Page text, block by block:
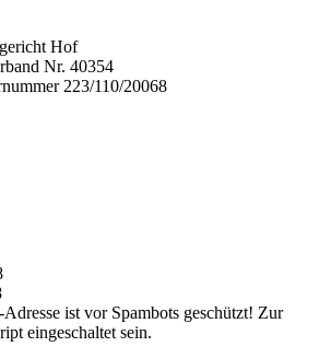
Hof
Nr. 40354
223/110/20068
ist vor Spambots geschützt! Zur
eingeschaltet sein.